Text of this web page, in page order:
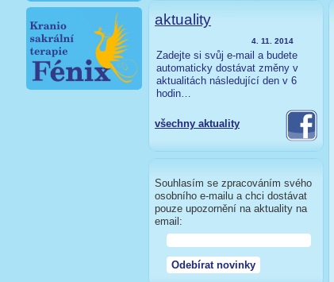
aktuality
4. 11. 2014
Zadejte si svůj e-mail a budete
automaticky dostávat změny v
aktualitách následující den v 6
hodin…
všechny aktuality
Souhlasím se zpracováním svého
osobního e-mailu a chci dostávat
pouze upozornění na aktuality na
email: